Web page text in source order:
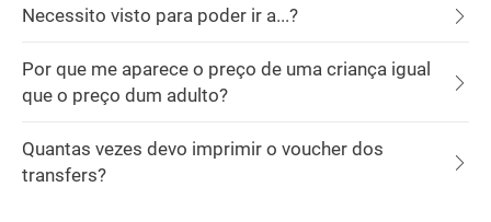
Necessito visto para poder ir a...?
Por que me aparece o preço de uma criança igual
que o preço dum adulto?
Quantas vezes devo imprimir o voucher dos
transfers?